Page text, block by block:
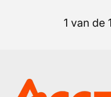
1 van de